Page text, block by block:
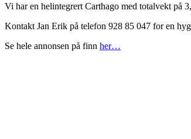
Vi har en helintegrert Carthago med totalvekt på
Kontakt Jan Erik på telefon 928 85 047 for en
Se hele annonsen på finn her…